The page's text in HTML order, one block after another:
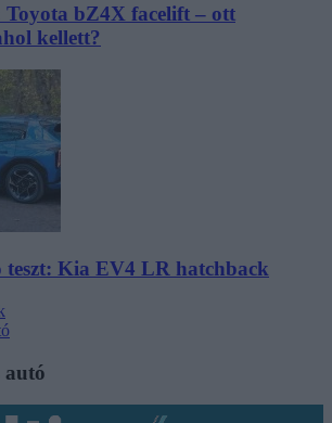
Toyota bZ4X facelift – ott
kellett?
Kia EV4 LR hatchback
autó